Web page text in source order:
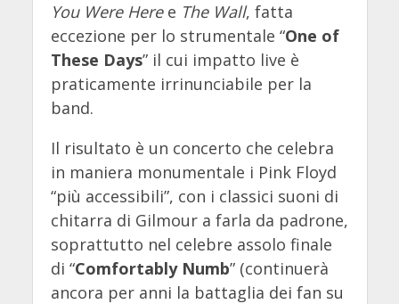
You Were Heree The Wall, fatta
eccezione per lo strumentale “One of
These Days” il cui impatto live è
praticamente irrinunciabile per la
band.
Il risultato è un concerto che celebra
in maniera monumentale i Pink Floyd
“più accessibili”, con i classici suoni di
chitarra di Gilmour a farla da padrone,
soprattutto nel celebre assolo finale
di “Comfortably Numb” (continuerà
ancora per anni la battaglia dei fan su